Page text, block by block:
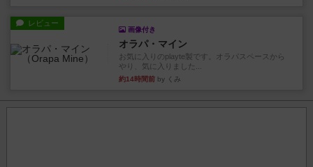
レビュー
画像付き
オラパ・マイン
お気に入りのplayte製です。オラパスペースから
やり、気に入りました...
約14時間前 by くみ